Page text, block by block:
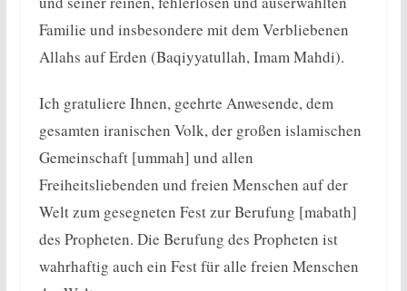
Familie und insbesondere mit dem Verbliebenen
Allahs auf Erden (Baqiyyatullah, Imam Mahdi).
Ich gratuliere Ihnen, geehrte Anwesende, dem
gesamten iranischen Volk, der großen islamischen
Gemeinschaft [ummah] und allen
Freiheitsliebenden und freien Menschen auf der
Welt zum gesegneten Fest zur Berufung [mabath]
des Propheten. Die Berufung des Propheten ist
wahrhaftig auch ein Fest für alle freien Menschen